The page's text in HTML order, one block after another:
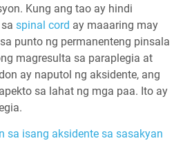
Kung ang tao ay hindi
spinal cord ay maaaring may
punto ng permanenteng pinsala
magresulta sa paraplegia at
ay naputol ng aksidente, ang
sa lahat ng mga paa. Ito ay
sa isang aksidente sa sasakyan